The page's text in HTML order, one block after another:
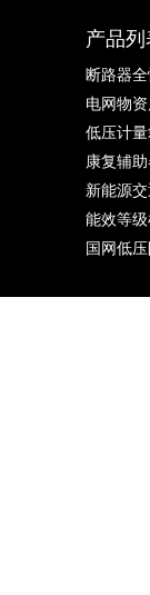
产品列
断路器
电网物
低压计
康复辅
新能源
能效等
国网低